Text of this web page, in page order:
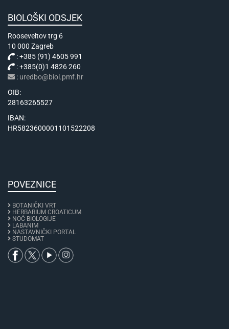
BIOLOŠKI ODSJEK
Rooseveltov trg 6
10 000 Zagreb
: +385 (91) 4605 991
: +385(0)1 4826 260
: uredbo@biol.pmf.hr
OIB:
28163265527
IBAN:
HR5823600001101522208
POVEZNICE
BOTANIČKI VRT
HERBARIUM CROATICUM
NOĆ BIOLOGIJE
LABANIM
NASTAVNIČKI PORTAL
STUDOMAT